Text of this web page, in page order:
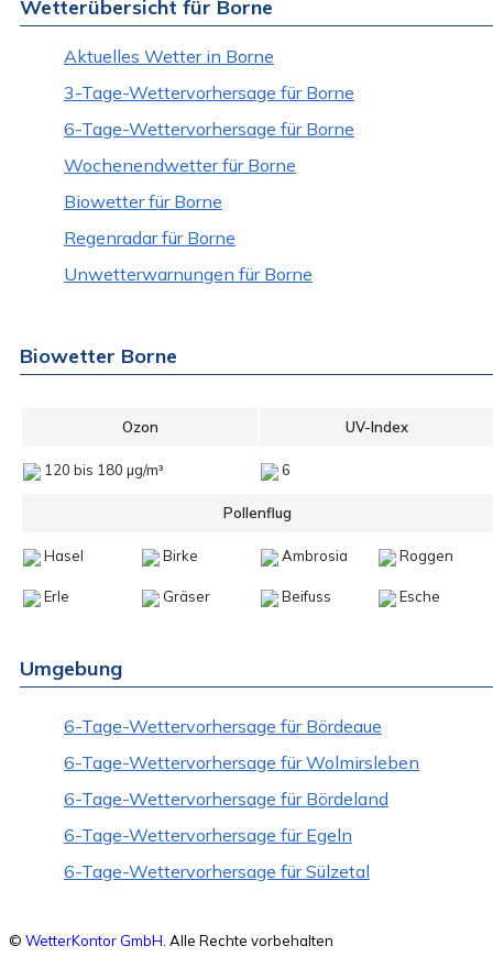
Wetterübersicht für Borne
Aktuelles Wetter in Borne
3-Tage-Wettervorhersage für Borne
6-Tage-Wettervorhersage für Borne
Wochenendwetter für Borne
Biowetter für Borne
Regenradar für Borne
Unwetterwarnungen für Borne
Biowetter Borne
Ozon UV-Index
120 bis 180 µg/m³ 6
Pollenflug
Hasel Birke Ambrosia Roggen
Erle Gräser Beifuss Esche
Umgebung
6-Tage-Wettervorhersage für Bördeaue
6-Tage-Wettervorhersage für Wolmirsleben
6-Tage-Wettervorhersage für Bördeland
6-Tage-Wettervorhersage für Egeln
6-Tage-Wettervorhersage für Sülzetal
© WetterKontor GmbH . Alle Rechte vorbehalten